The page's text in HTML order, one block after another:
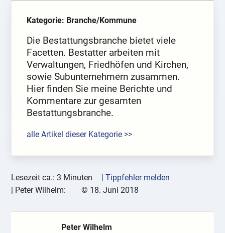
Kategorie: Branche/Kommune
Die Bestattungsbranche bietet viele
Facetten. Bestatter arbeiten mit
Verwaltungen, Friedhöfen und Kirchen,
sowie Subunternehmern zusammen.
Hier finden Sie meine Berichte und
Kommentare zur gesamten
Bestattungsbranche.
alle Artikel dieser Kategorie >>
Lesezeit ca.: 3 Minuten
| Tippfehler melden
Peter Wilhelm: © 18. Juni 2018
Peter Wilhelm